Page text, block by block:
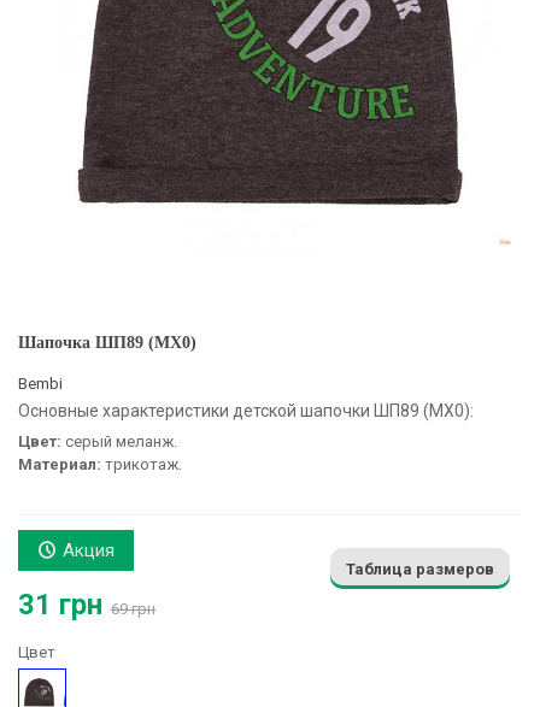
Шапочка ШП89 (MX0)
Bembi
Основные характеристики детской шапочки ШП89 (MX0):
Цвет: серый меланж.
Материал: трикотаж.
Акция
31 грн 69 грн
Таблица размеров
Цвет
Серый